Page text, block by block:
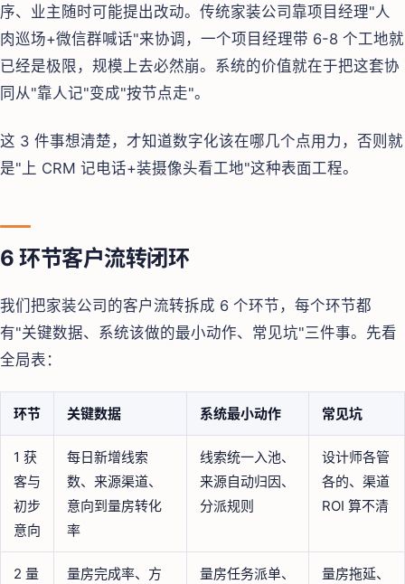
序、业主随时可能提出改动。传统家装公司靠项目经理"人
肉巡场+微信群喊话"来协调，一个项目经理带 6-8 个工地就
已经是极限，规模上去必然崩。系统的价值就在于把这套协
同从"靠人记"变成"按节点走"。
这 3 件事想清楚，才知道数字化该在哪几个点用力，否则就
是"上 CRM 记电话+装摄像头看工地"这种表面工程。
6 环节客户流转闭环
我们把家装公司的客户流转拆成 6 个环节，每个环节都
有"关键数据、系统该做的最小动作、常见坑"三件事。先看
全局表：
环节 关键数据 系统最小动作 常见坑
1 获
客与
初步
意向
每日新增线索
数、来源渠道、
意向到量房转化
率
线索统一入池、
来源自动归因、
分派规则
设计师各管
各的、渠道
ROI 算不清
2 量
量房完成率、方
量房任务派单、
量房拖延、